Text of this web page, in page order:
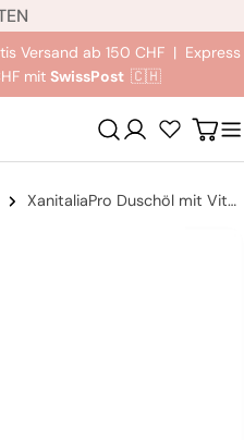
EN
Versand ab 150 CHF | Express
mit SwissPost 🇨🇭
Anmeldung
XanitaliaPro Duschöl mit Vitamin E